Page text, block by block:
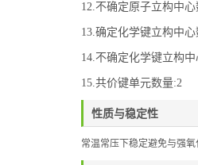
12.不确定原子立构中心
13.确定化学键立构中心
14.不确定化学键立构
15.共价键单元数量:2
性质与稳定性
常温常压下稳定避免与强